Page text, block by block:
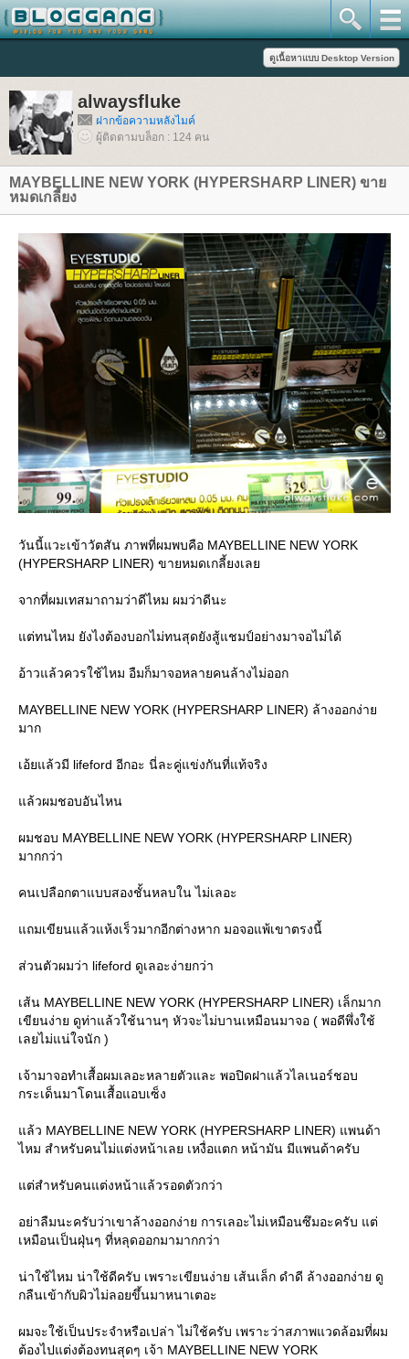
alwaysfluke
ฝากข้อความหลังไมค์
ผู้ติดตามบล็อก : 124 คน
MAYBELLINE NEW YORK (HYPERSHARP LINER) ขา
หมดเกลี้ยง
วันนี้แวะเข้าวัตสัน ภาพที่ผมพบคือ MAYBELLINE NEW YORK
(HYPERSHARP LINER) ขายหมดเกลี้ยงเล
จากที่ผมเทสมาถามว่าดีไหม ผมว่าดีนะ
ต่ทนไหม ยังไงต้องบอกไม่ทนสุดยังสู้แชมป์อย่างมาจอไม่ได้
อ้าวแล้วควรใช้ไหม อืมก็มาจอหลายคนล้างไม่ออก
MAYBELLINE NEW YORK (HYPERSHARP LINER) ล้างออกง่า
มาก
เอ้ยแล้วมี lifeford อีกอะ นี่ละคู่แข่งกันที่แท้จริง
ล้วผมชอบอันไหน
ผมชอบ MAYBELLINE NEW YORK (HYPERSHARP LINER)
มากกว่า
คนเปลือกตาแบบสองชั้นหลบใน ไม่เลอะ
ถมเขียนแล้วแห้งเร็วมากอีกต่างหาก มอจอแพ้เขาตรงนี้
ส่วนตัวผมว่า lifeford ดูเลอะง่ายกว่า
เส้น MAYBELLINE NEW YORK (HYPERSHARP LINER) เล็กมาก
เขียนง่าย ดูท่าแล้วใช้นานๆ หัวจะไม่บานเหมือนมาจอ ( พอดีพึ่งใช้
เลยไม่แน่ใจนัก )
เจ้ามาจอทำเสื้อผมเลอะหลายตัวและ พอปิดฝาแล้วไลเนอร์ชอบ
กระเด็นมาโดนเสื้อแอบเซ็ง
ล้ว MAYBELLINE NEW YORK (HYPERSHARP LINER) แพนด้า
ไหม สำหรับคนไม่แต่งหน้าเลย เหงื่อแตก หน้ามัน มีแพนด้าครับ
ต่สำหรับคนแต่งหน้าแล้วรอดตัวกว่า
อย่าลืมนะครับว่าเขาล้างออกง่าย การเลอะไม่เหมือนซึมอะครับ แต่
เหมือนเป็นฝุ่นๆ ที่หลุดออกมามากกว่า
น่าใช้ไหม น่าใช้ดีครับ เพราะเขียนง่าย เส้นเล็ก ดำดี ล้างออกง่าย ดู
กลืนเข้ากับผิวไม่ลอยขึ้นมาหนาเตอะ
ผมจะใช้เป็นประจำหรือเปล่า ไม่ใช้ครับ เพราะว่าสภาพแวดล้อมที่ผม
ต้องไปแต่งต้องทนสุดๆ เจ้า MAYBELLINE NEW YORK